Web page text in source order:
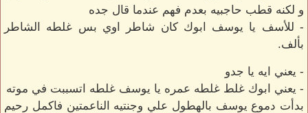
و لكنه قطب حاجبيه بعدم فهم عندما قال جده
- للأسف يا يوسف ابوك كان شاطر اوي بس غلطه الشاطر
بألف.
- يعني ايه يا جدو
- يعني ابوك غلط غلطه عمره يا يوسف غلطه اتسببت في موته
بدأت دموع يوسف بالهطول علي وجنتيه الناعمتين فاكمل رحيم